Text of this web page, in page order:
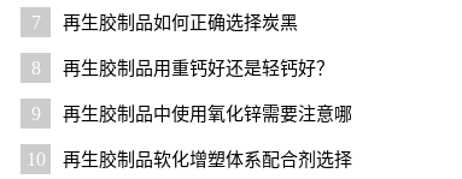
配方设计要点
7 再生胶制品如何正确选择炭黑
8 再生胶制品用重钙好还是轻钙好？
9
再生胶制品中使用氧化锌需要注意哪
些问题？
10
再生胶制品软化增塑体系配合剂选择